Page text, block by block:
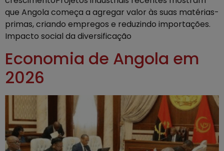
que Angola começa a agregar valor às suas matérias-
primas, criando empregos e reduzindo importações.
Impacto social da diversificação
Economia de Angola em
2026